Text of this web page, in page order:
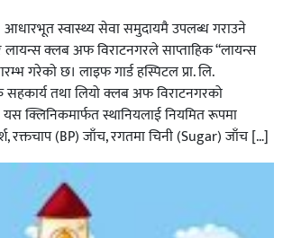
आधारभूत स्वास्थ्य सेवा समुदायमै उपलब्ध गराउने
लायन्स क्लब अफ विराटनगरले साप्ताहिक “लायन्स
गरेकाे छ। लाइफ गार्ड हस्पिटल प्रा. लि.
सहकार्य तथा लियो क्लब अफ विराटनगरको
क्लिनिकमार्फत स्थानियलाई नियमित रूपमा
रक्तचाप (BP) जाँच, रगतमा चिनी (Sugar) जाँच […]